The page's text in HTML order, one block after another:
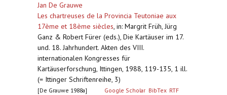
Jan De Grauwe
Les chartreuses de la Provincia Teutoniae aux
17ème et 18ème siècles, in: Margrit Früh, Jürg
Ganz & Robert Fürer (eds.), Die Kartäuser im 17.
und. 18. Jahrhundert. Akten des VIII.
internationalen Kongresses für
Kartäuserforschung, Ittingen, 1988, 119-135, 1 ill.
(= Ittinger Schriftenreihe, 3)
[De Grauwe 1988a] Google Scholar BibTex RTF